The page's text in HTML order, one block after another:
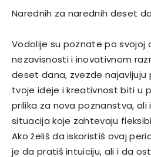
Narednih za narednih deset
Vodolije su poznate po svojoj
nezavisnosti i inovativnom
deset dana, zvezde najavljuju
tvoje ideje i kreativnost biti u
prilika za nova poznanstva, ali
situacija koje zahtevaju
Ako želiš da iskoristiš ovaj
je da pratiš intuiciju, ali i da